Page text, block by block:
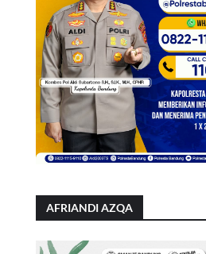
AFRIANDI AZQA